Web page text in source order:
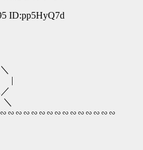
ID:pp5HyQ7d
|